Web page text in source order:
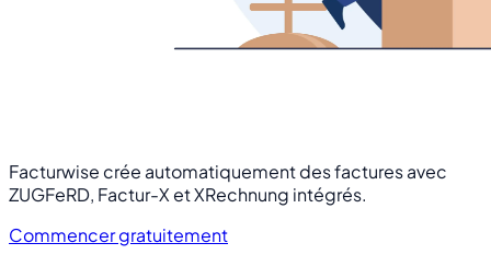
Facturwise crée automatiquement des factures avec
ZUGFeRD, Factur-X et XRechnung intégrés.
Commencer gratuitement